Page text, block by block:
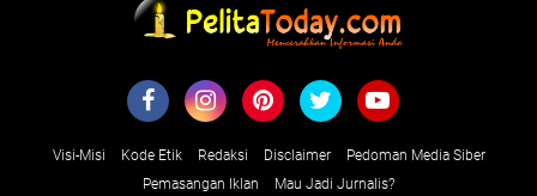
Visi-Misi Kode Etik Redaksi Disclaimer
Pedoman Media Siber
Pemasangan Iklan
Mau Jadi Jurnalis?